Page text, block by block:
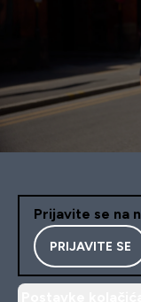
Prijavite se na
PRIJAVITE SE